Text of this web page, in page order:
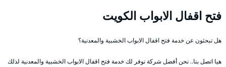
فتح اقفال الابواب الكويت
هل تبحثون عن خدمة فتح اقفال الابواب الخشبية والمعدنية؟
هيا اتصل بنا.. نحن أفضل شركة نوفر لك خدمة فتح اقفال الابواب الخشبية والمعدنية لذلك